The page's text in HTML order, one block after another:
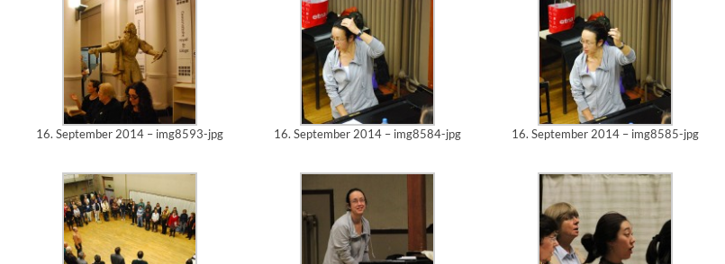
16. September 2014 – img8593-jpg 16. September 2014 – img8584-jpg 16. September 2014 – img8585-jpg